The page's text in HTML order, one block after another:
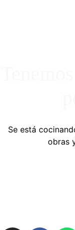
Se está
obras